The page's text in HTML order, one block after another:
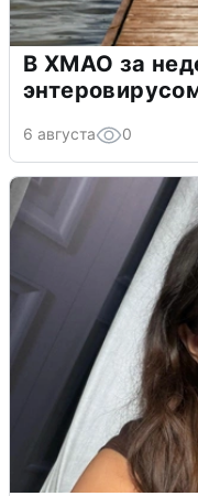
В ХМАО за
6 августа 0